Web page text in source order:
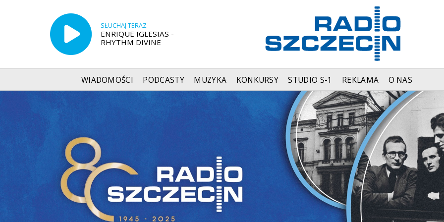
SŁUCHAJ TERAZ
ENRIQUE IGLESIAS -
RHYTHM DIVINE
WIADOMOŚCI PODCASTY MUZYKA KONKURSY STUDIO S-1 REKLAMA O NAS